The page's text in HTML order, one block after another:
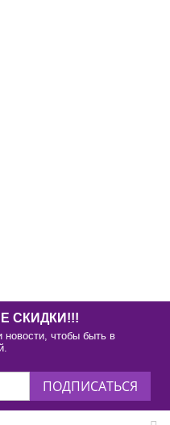
СКИДКИ!!!
чтобы быть в
ПОДПИСАТЬСЯ